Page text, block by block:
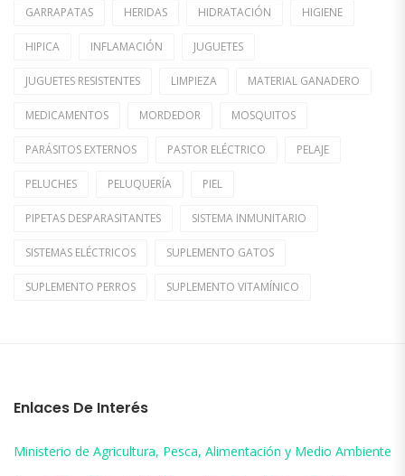
GARRAPATAS HERIDAS HIDRATACIÓN HIGIENE
HIPICA INFLAMACIÓN JUGUETES
JUGUETES RESISTENTES LIMPIEZA MATERIAL GANADERO
MEDICAMENTOS MORDEDOR MOSQUITOS
PARÁSITOS EXTERNOS PASTOR ELÉCTRICO PELAJE
PELUCHES PELUQUERÍA PIEL
PIPETAS DESPARASITANTES SISTEMA INMUNITARIO
SISTEMAS ELÉCTRICOS SUPLEMENTO GATOS
SUPLEMENTO PERROS SUPLEMENTO VITAMÍNICO
Enlaces De Interés
Ministerio de Agricultura, Pesca, Alimentación y Medio Ambiente